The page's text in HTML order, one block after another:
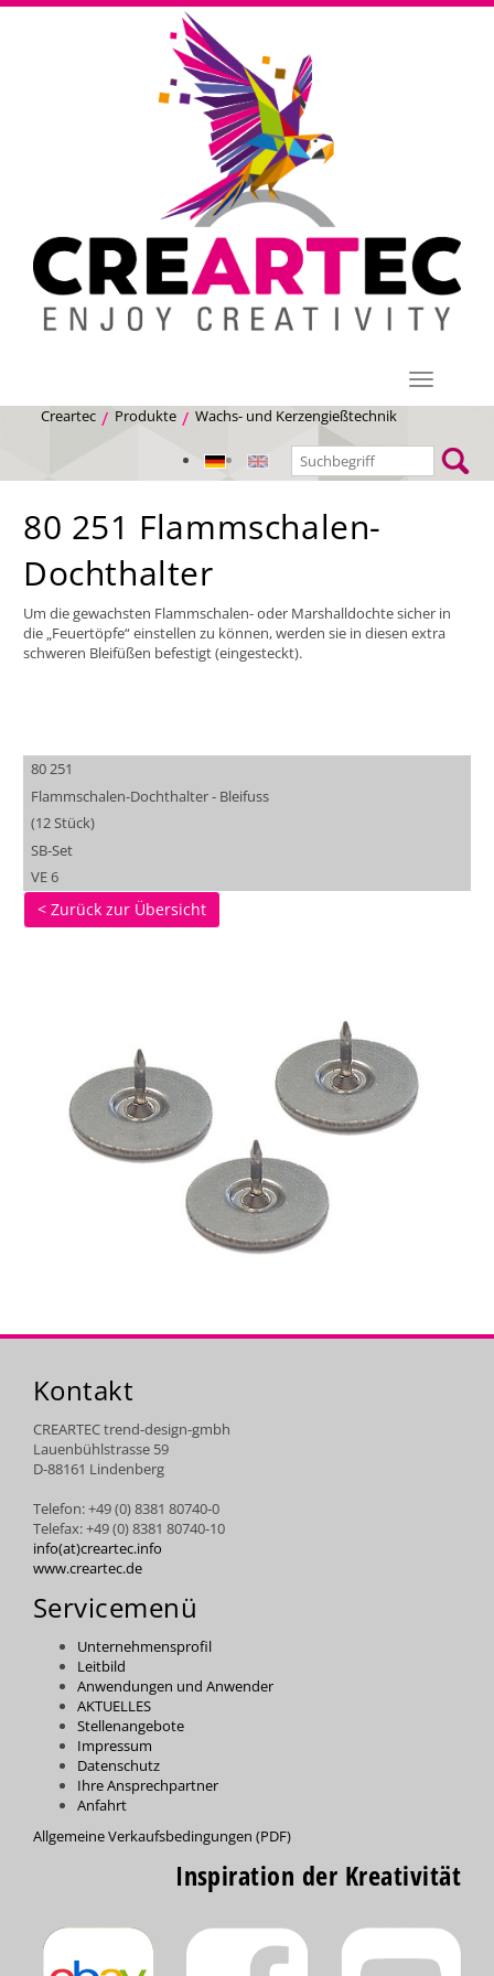
Menü
Creartec Produkte Wachs- und Kerzengießtechnik
80 251 Flammschalen-
Dochthalter
Um die gewachsten Flammschalen- oder Marshalldochte sicher in
die „Feuertöpfe“ einstellen zu können, werden sie in diesen extra
schweren Bleifüßen befestigt (eingesteckt).
80 251
Flammschalen-Dochthalter - Bleifuss
(12 Stück)
SB-Set
VE 6
< Zurück zur Übersicht
Kontakt
CREARTEC trend-design-gmbh
Lauenbühlstrasse 59
D-88161 Lindenberg
Telefon: +49 (0) 8381 80740-0
Telefax: +49 (0) 8381 80740-10
info(at)creartec.info
www.creartec.de
Servicemenü
Unternehmensprofil
Leitbild
Anwendungen und Anwender
AKTUELLES
Stellenangebote
Impressum
Datenschutz
Ihre Ansprechpartner
Anfahrt
Allgemeine Verkaufsbedingungen (PDF)
Inspiration der Kreativität